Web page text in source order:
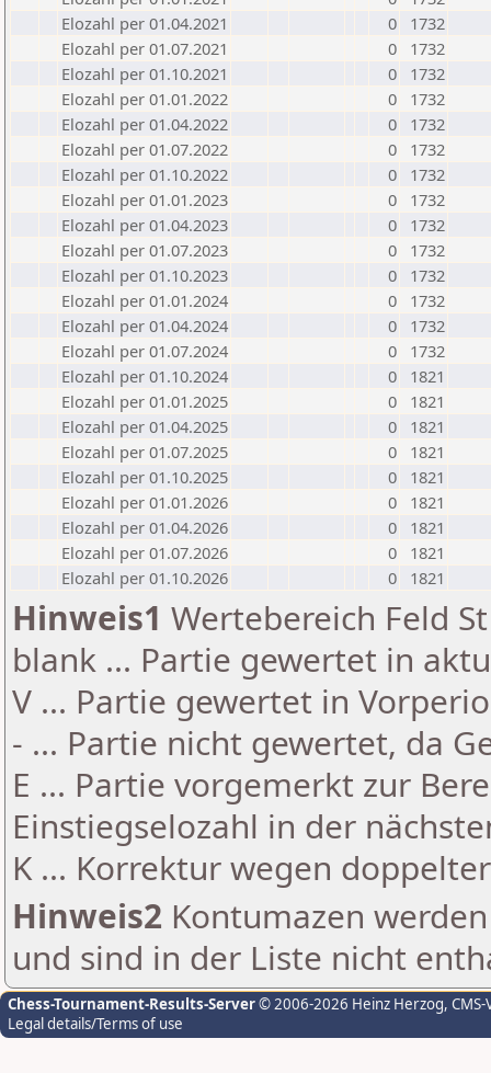
Elozahl per 01.04.2021
0
1732
Elozahl per 01.07.2021
0
1732
Elozahl per 01.10.2021
0
1732
Elozahl per 01.01.2022
0
1732
Elozahl per 01.04.2022
0
1732
Elozahl per 01.07.2022
0
1732
Elozahl per 01.10.2022
0
1732
Elozahl per 01.01.2023
0
1732
Elozahl per 01.04.2023
0
1732
Elozahl per 01.07.2023
0
1732
Elozahl per 01.10.2023
0
1732
Elozahl per 01.01.2024
0
1732
Elozahl per 01.04.2024
0
1732
Elozahl per 01.07.2024
0
1732
Elozahl per 01.10.2024
0
1821
Elozahl per 01.01.2025
0
1821
Elozahl per 01.04.2025
0
1821
Elozahl per 01.07.2025
0
1821
Elozahl per 01.10.2025
0
1821
Elozahl per 01.01.2026
0
1821
Elozahl per 01.04.2026
0
1821
Elozahl per 01.07.2026
0
1821
Elozahl per 01.10.2026
0 1821
Hinweis1 Wertebereich Feld
blank ... Partie gewertet in
V ... Partie gewertet in
- ... Partie nicht gewertet, da
E ... Partie vorgemerkt zur
Einstiegselozahl in der
K ... Korrektur wegen
Hinweis2 Kontumazen
und sind in der Liste nicht
Chess-Tournament-Results-Server© 2006-2026 Heinz Herzog,
Legal details/Terms of use